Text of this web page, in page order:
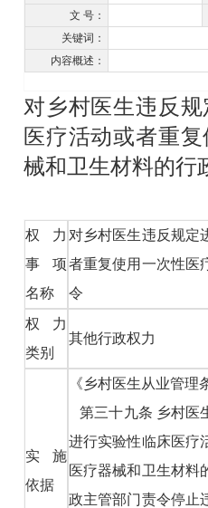
文 号：
关键词：
内容概述：
对乡村医生违反
医疗活动或者重
械和卫生材料的行
权力
事项
名称
对乡村医生违反规定
者重复使用一次性医
令
权力
类别
其他行政权力
实施
依据
《乡村医生从业管理
第三十九条 乡村医
进行实验性临床医疗
医疗器械和卫生材料
政主管部门责令停止